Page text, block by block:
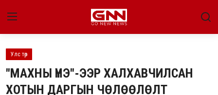
Улс төр
Нийгэм
Улс төр
"МАХНЫ ҮНЭ"-ЭЭР ХАЛХАВЧИЛСАН
ХОТЫН ДАРГЫН ЧӨЛӨӨЛӨЛТ